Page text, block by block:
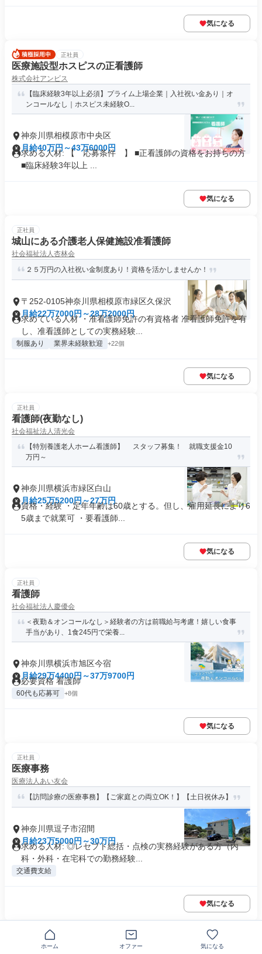
気になる
正社員
医療施設型ホスピスの正看護師
株式会社アンビス
【臨床経験3年以上必須】プライム上場企業｜入社祝い金あり｜オ
ンコールなし｜ホスピス未経験O...
神奈川県相模原市中央区
月給40万円～43万6000円
求める人材: 【 応募条件 】 ■正看護師の資格をお持ちの方
■臨床経験3年以上 ...
気になる
正社員
城山にある介護老人保健施設准看護師
社会福祉法人杏林会
２５万円の入社祝い金制度あり！資格を活かしませんか！
〒252-0105神奈川県相模原市緑区久保沢
月給22万7000円～28万2000円
求めている人材 ・准看護師免許の有資格者 准看護師免許を有
し、准看護師としての実務経験...
制服あり 業界未経験歓迎 +22個
気になる
正社員
看護師(夜勤なし)
社会福祉法人清光会
【特別養護老人ホーム看護師】 スタッフ募集！ 就職支援金10
万円～
神奈川県横浜市緑区白山
月給25万5200円～27万円
資格・経験 ・定年年齢は60歳とする。但し、雇用延長により6
5歳まで就業可 ・要看護師...
気になる
正社員
看護師
社会福祉法人慶優会
＜夜勤＆オンコールなし＞経験者の方は前職給与考慮！嬉しい食事
手当があり、1食245円で栄養...
神奈川県横浜市旭区今宿
月給29万4400円～37万9700円
必要資格 看護師
60代も応募可 +8個
気になる
正社員
医療事務
医療法人あい友会
【訪問診療の医療事務】【ご家庭との両立OK！】【土日祝休み】
神奈川県逗子市沼間
月給23万5000円～30万円
求める人材: ◎レセプト総括・点検の実務経験がある方（内
科・外科・在宅科での勤務経験...
交通費支給
気になる
耳鼻咽喉科クリニック受付事務・診療補助
ホーム オファー 気になる